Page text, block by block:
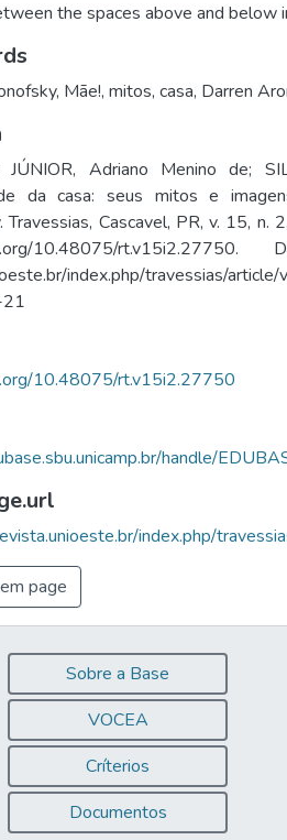
the spaces above and below
, Mãe!, mitos, casa, Darren
JÚNIOR, Adriano Menino de;
da casa: seus mitos e
Travessias, Cascavel, PR, v. 15,
10.48075/
index.php/travessias/
10.48075/rt.v15i2.27750
handle/
index.php/
page
Sobre a Base
VOCEA
Críterios
Documentos